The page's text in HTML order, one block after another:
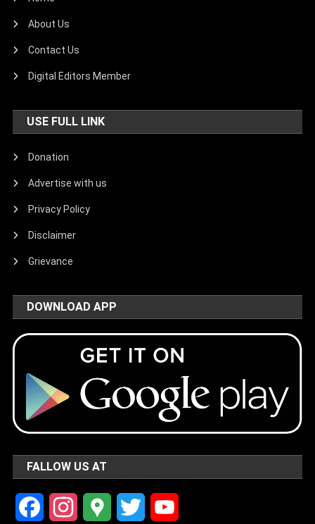
About Us
Contact Us
Digital Editors Member
USE FULL LINK
Donation
Advertise with us
Privacy Policy
Disclaimer
Grievance
DOWNLOAD APP
FALLOW US AT
FacebookInstagramGoogle Twitter